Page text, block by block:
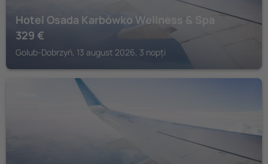
Hotel Osada Karbówko Wellness & Spa
329 €
Golub-Dobrzyń, 13 august 2026, 3 nopți